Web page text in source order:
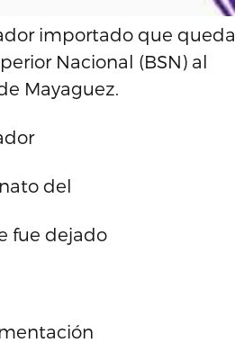
importado que queda
Nacional (BSN) al
Mayaguez.
del
fue dejado